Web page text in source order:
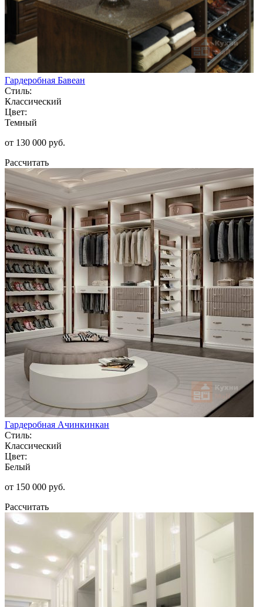
Гардеробная Бавеан
Стиль:
Классический
Цвет:
Темный
от 130 000 руб.
Рассчитать
Гардеробная Ачинкинкан
Стиль:
Классический
Цвет:
Белый
от 150 000 руб.
Рассчитать